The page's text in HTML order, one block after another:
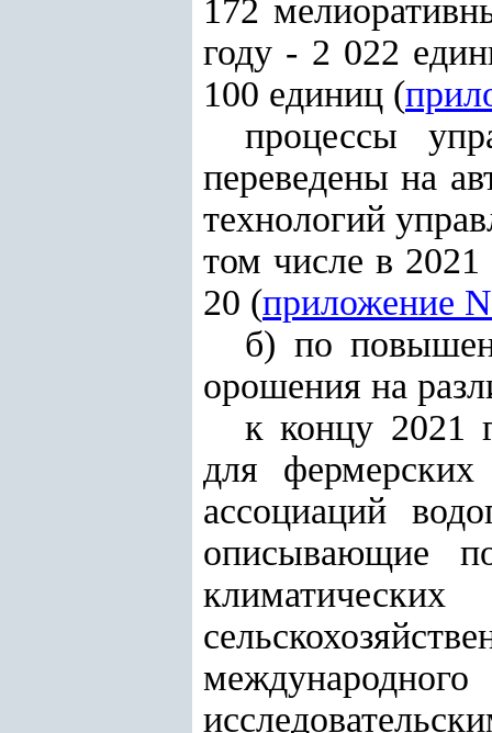
172
году - 2 022
100 единиц (
процессы
переведены на
технологий
том числе в
20 (приложение
б) по
орошения на
к концу 2021
для фермерских
ассоциаций
описывающие